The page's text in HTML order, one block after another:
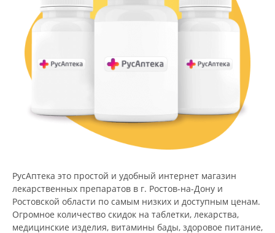
РусАптека это простой и удобный интернет магазин
лекарственных препаратов в г. Ростов-на-Дону и
Ростовской области по самым низких и доступным ценам.
Огромное количество скидок на таблетки, лекарства,
медицинские изделия, витамины бады, здоровое питание,